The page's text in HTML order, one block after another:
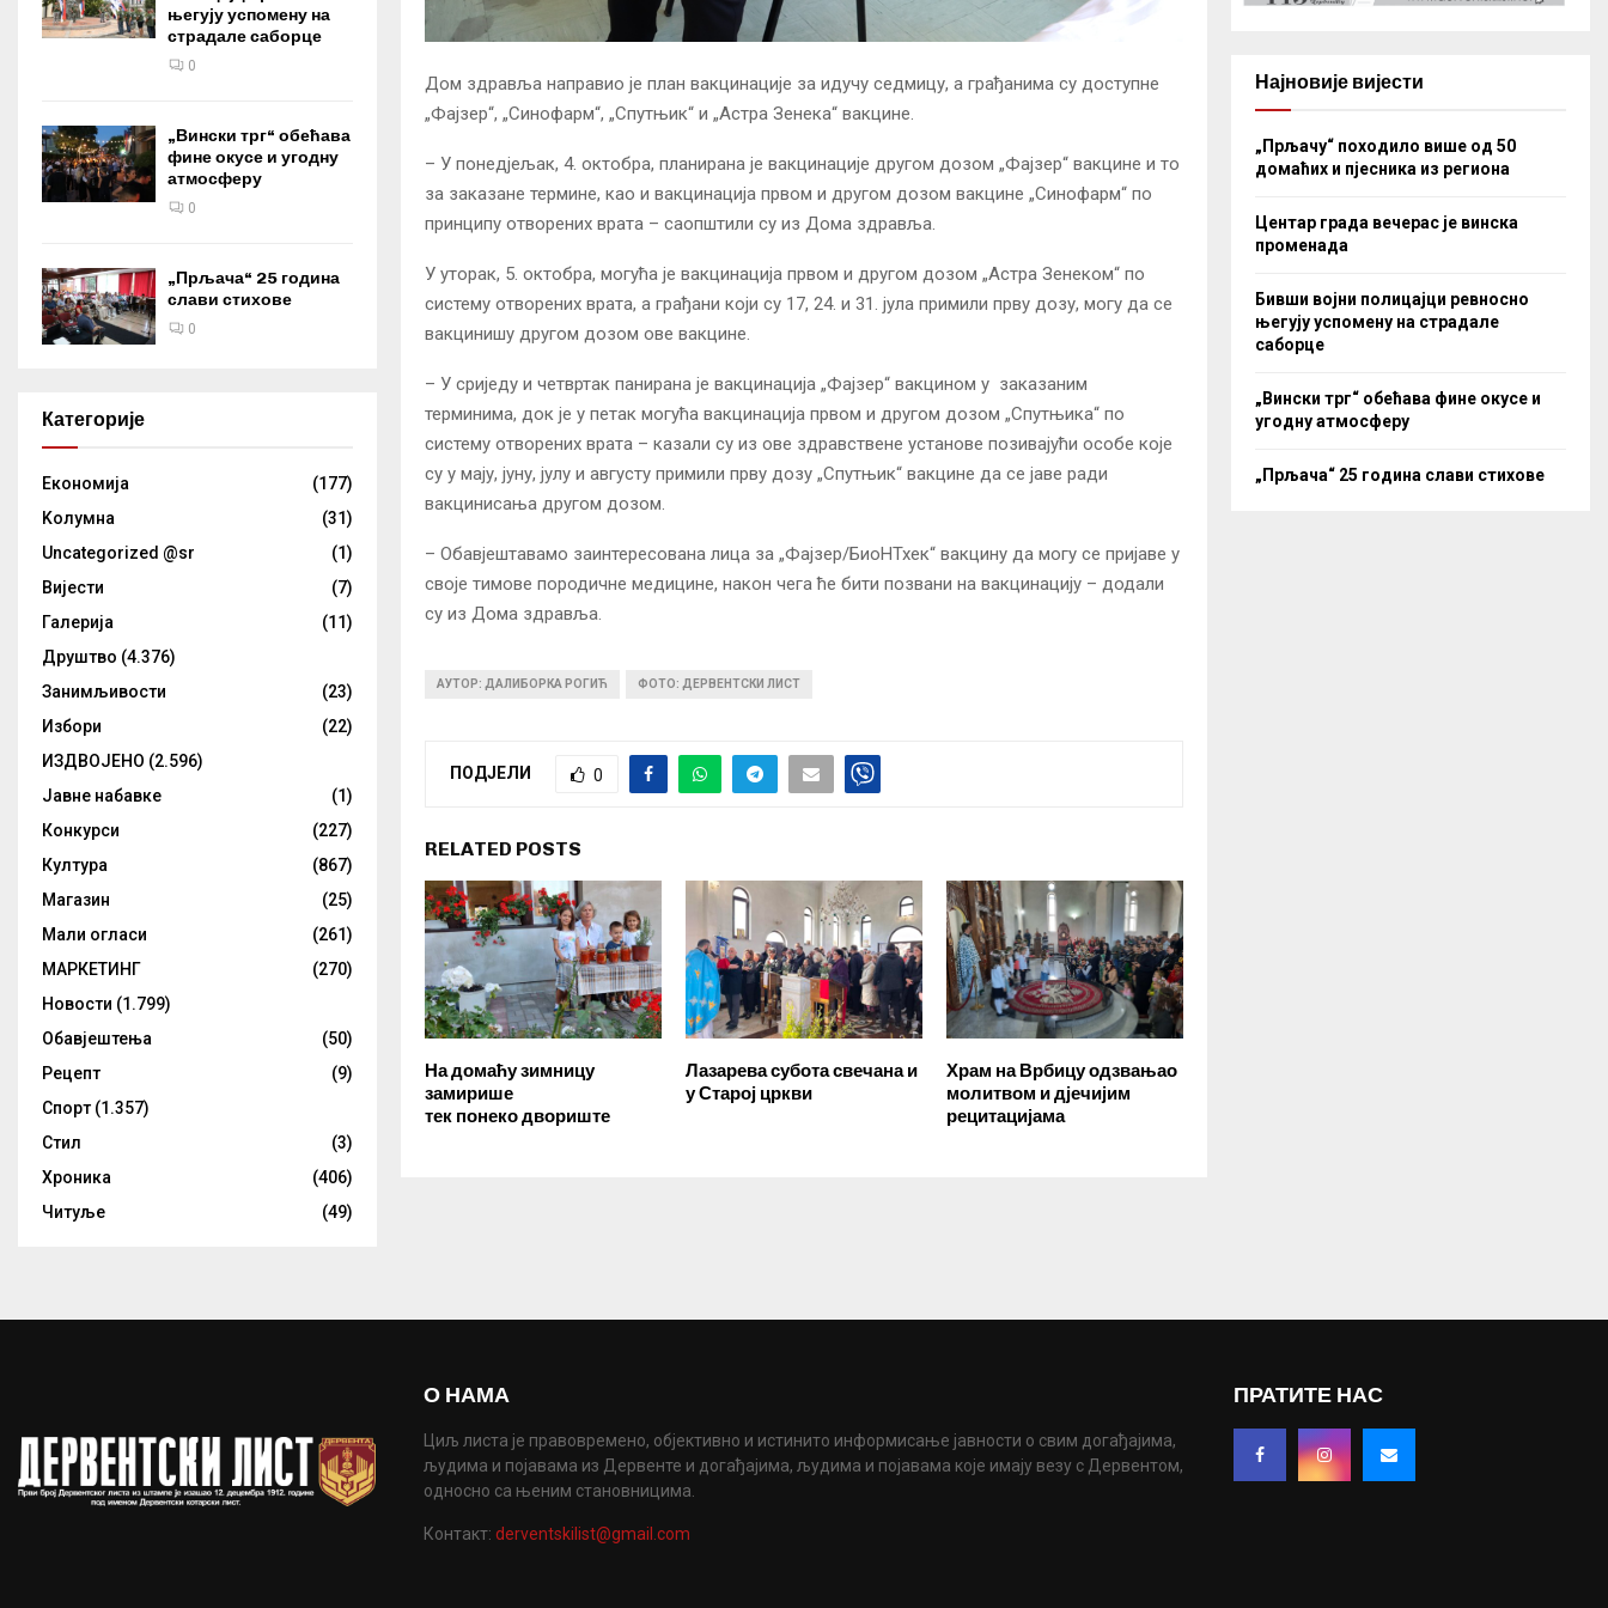
Дом здравља направио је план вакцинације за идучу седмицу, а грађанима су доступне
„Фајзер“, „Синофарм“, „Спутњик“ и „Астра Зенека“ вакцине.
– У понедјељак, 4. октобра, планирана је вакцинације другом дозом „Фајзер“ вакцине и то
за заказане термине, као и вакцинација првом и другом дозом вакцине „Синофарм“ по
принципу отворених врата – саопштили су из Дома здравља.
У уторак, 5. октобра, могућа је вакцинација првом и другом дозом „Астра Зенеком“ по
систему отворених врата, а грађани који су 17, 24. и 31. јула примили прву дозу, могу да се
вакцинишу другом дозом ове вакцине.
– У сриједу и четвртак панирана је вакцинација „Фајзер“ вакцином у заказаним
терминима, док је у петак могућа вакцинација првом и другом дозом „Спутњика“ по
систему отворених врата – казали су из ове здравствене установе позивајући особе које
су у мају, јуну, јулу и августу примили прву дозу „Спутњик“ вакцине да се јаве ради
вакцинисања другом дозом.
– Обавјештавамо заинтересована лица за „Фајзер/БиоНТхек“ вакцину да могу се пријаве у
своје тимове породичне медицине, након чега ће бити позвани на вакцинацију – додали
су из Дома здравља.
АУТОР: ДАЛИБОРКА РОГИЋ ФОТО: ДЕРВЕНТСКИ ЛИСТ
ПОДЈЕЛИ 0
RELATED POSTS
На домаћу зимницу
замирише
тек понеко двориште
Лазарева субота свечана и
у Старој цркви
Храм на Врбицу одзвањао
молитвом и дјечијим
рецитацијама
његују успомену на
страдале саборце
0
„Вински трг“ обећава
фине окусе и угодну
атмосферу
0
„Прљача“ 25 година
слави стихове
0
Категорије
Eкономија
(177)
Kолумнa
(31)
Uncategorized @sr
(1)
Вијести
(7)
Галерија
(11)
Друштво (4.376)
Занимљивости
(23)
Избори
(22)
ИЗДВОЈЕНО (2.596)
Јавне набавке
(1)
Конкурси
(227)
Култура
(867)
Магазин
(25)
Мали огласи
(261)
МАРКЕТИНГ
(270)
Новости (1.799)
Обавјештења
(50)
Рецепт
(9)
Спорт (1.357)
Стил
(3)
Хроника
(406)
Читуље
(49)
Најновије вијести
„Прљачу“ походило више од 50
домаћих и пјесника из региона
Центар града вечерас је винска
променада
Бивши војни полицајци ревносно
његују успомену на страдале
саборце
„Вински трг“ обећава фине окусе и
угодну атмосферу
„Прљача“ 25 година слави стихове
О НАМА
Циљ листа је правовремено, објективно и истинито информисање јавности о свим догађајима,
људима и појавама из Дервенте и догађајима, људима и појавама које имају везу с Дервентом,
односно са њеним становницима.
Контакт: derventskilist@gmail.com
ПРАТИТЕ НАС